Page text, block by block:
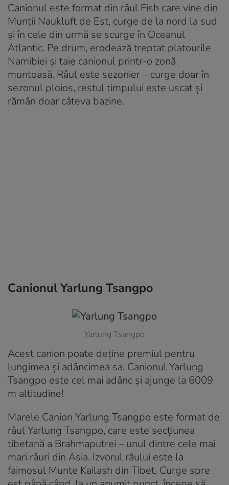
Canionul este format din râul Fish care vine din
Munții Naukluft de Est, curge de la nord la sud
și în cele din urmă se scurge în Oceanul
Atlantic. Pe drum, erodează treptat platourile
Namibiei și taie canionul printr-o zonă
muntoasă. Râul este sezonier – curge doar în
sezonul ploios, restul timpului este uscat și
rămân doar câteva bazine.
Canionul Yarlung Tsangpo
Yarlung Tsangpo
Acest canion poate deține premiul pentru
lungimea și adâncimea sa. Canionul Yarlung
Tsangpo este cel mai adânc și ajunge la 6009
m altitudine!
Marele Canion Yarlung Tsangpo este format de
râul Yarlung Tsangpo, care este secțiunea
tibetană a Brahmaputrei – unul dintre cele mai
mari râuri din Asia. Izvorul râului este la
faimosul Munte Kailash din Tibet. Curge spre